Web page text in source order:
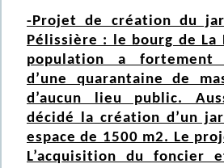
-Projet de création du
Pélissière : le bourg de
population a fortement
d’une quarantaine de
d’aucun lieu public.
décidé la création d’un
espace de 1500 m2. Le
L’acquisition du foncier